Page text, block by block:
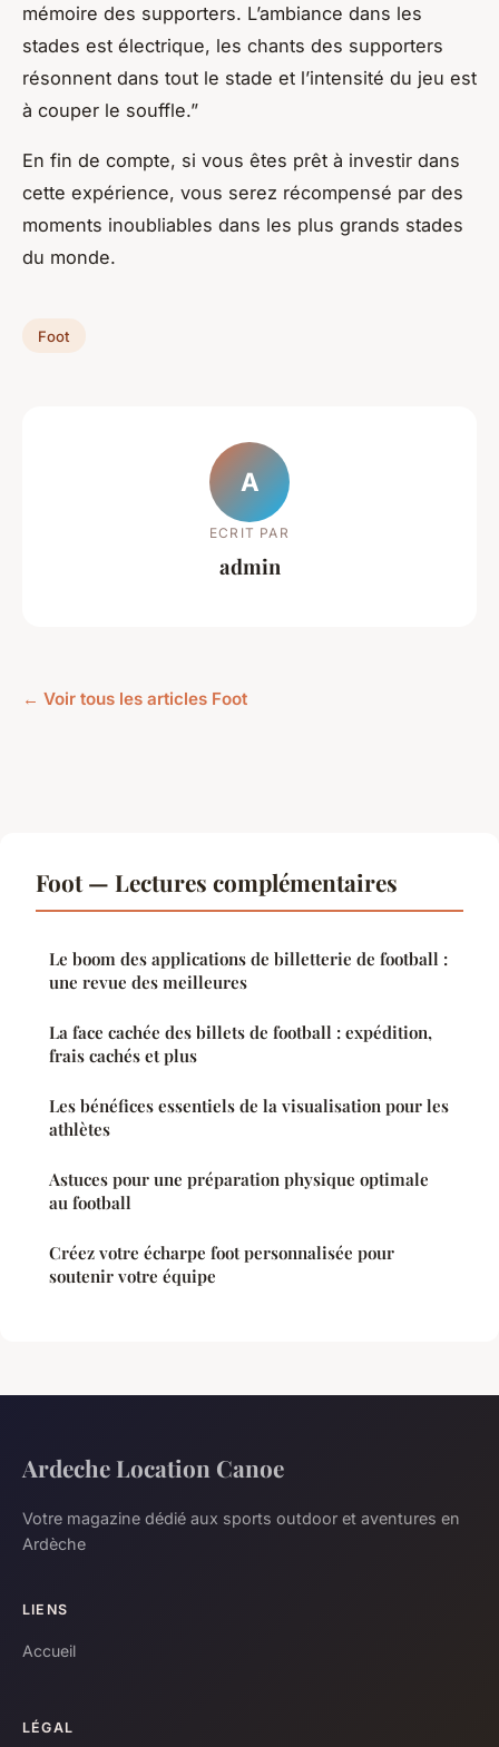
mémoire des supporters. L’ambiance dans les
stades est électrique, les chants des supporters
résonnent dans tout le stade et l’intensité du jeu est
à couper le souffle.”
En fin de compte, si vous êtes prêt à investir dans
cette expérience, vous serez récompensé par des
moments inoubliables dans les plus grands stades
du monde.
Foot
A
ECRIT PAR
admin
← Voir tous les articles Foot
Foot — Lectures complémentaires
Le boom des applications de billetterie de football :
une revue des meilleures
La face cachée des billets de football : expédition,
frais cachés et plus
Les bénéfices essentiels de la visualisation pour les
athlètes
Astuces pour une préparation physique optimale
au football
Créez votre écharpe foot personnalisée pour
soutenir votre équipe
Ardeche Location Canoe
Votre magazine dédié aux sports outdoor et aventures en
Ardèche
LIENS
Accueil
LÉGAL